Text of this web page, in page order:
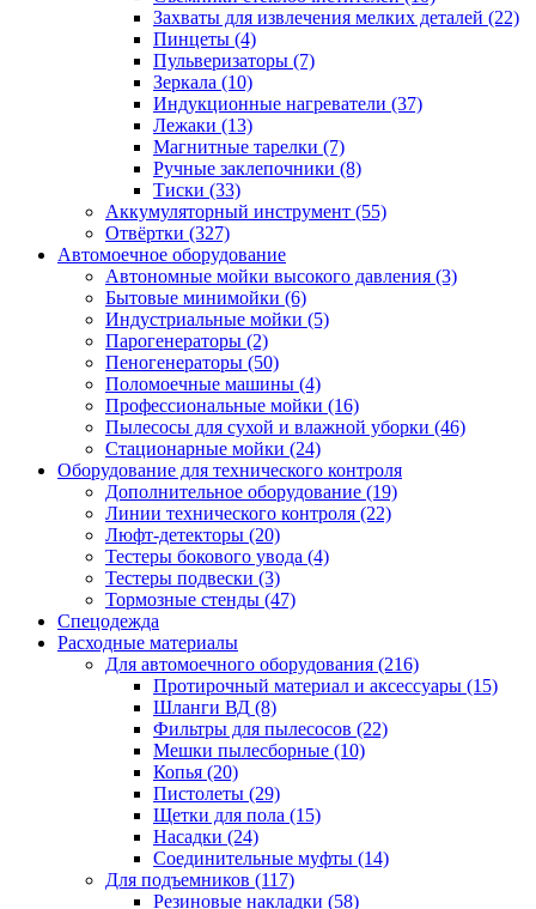
Захваты для извлечения мелких деталей (22)
Пинцеты (4)
Пульверизаторы (7)
Зеркала (10)
Индукционные нагреватели (37)
Лежаки (13)
Магнитные тарелки (7)
Ручные заклепочники (8)
Тиски (33)
Аккумуляторный инструмент (55)
Отвёртки (327)
Автомоечное оборудование
Автономные мойки высокого давления (3)
Бытовые минимойки (6)
Индустриальные мойки (5)
Парогенераторы (2)
Пеногенераторы (50)
Поломоечные машины (4)
Профессиональные мойки (16)
Пылесосы для сухой и влажной уборки (46)
Стационарные мойки (24)
Оборудование для технического контроля
Дополнительное оборудование (19)
Линии технического контроля (22)
Люфт-детекторы (20)
Тестеры бокового увода (4)
Тестеры подвески (3)
Тормозные стенды (47)
Спецодежда
Расходные материалы
Для автомоечного оборудования (216)
Протирочный материал и аксессуары (15)
Шланги ВД (8)
Фильтры для пылесосов (22)
Мешки пылесборные (10)
Копья (20)
Пистолеты (29)
Щетки для пола (15)
Насадки (24)
Соединительные муфты (14)
Для подъемников (117)
Резиновые накладки (58)